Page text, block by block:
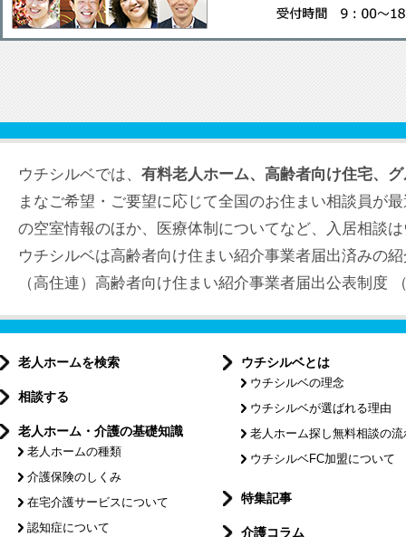
ウチシルベでは、 有料老人ホーム、高齢者向け住宅、
まなご希望・ご要望に応じて全国のお住まい相談員が
の空室情報のほか、医療体制についてなど、入居相談
ウチシルベは高齢者向け住まい紹介事業者届出済みの
（高住連）高齢者向け住まい紹介事業者届出公表制度
老人ホームを検索
相談する
老人ホーム・介護の基礎知識
老人ホームの種類
介護保険のしくみ
在宅介護サービスについて
認知症について
ウチシルベとは
ウチシルベの理念
ウチシルベが選ばれる理由
老人ホーム探し無料相談の流
ウチシルベFC加盟について
特集記事
介護コラム